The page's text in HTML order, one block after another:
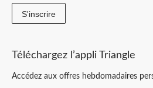
S'inscrire
Téléchargez l’appli Triangle
Accédez aux offres hebdomadaires